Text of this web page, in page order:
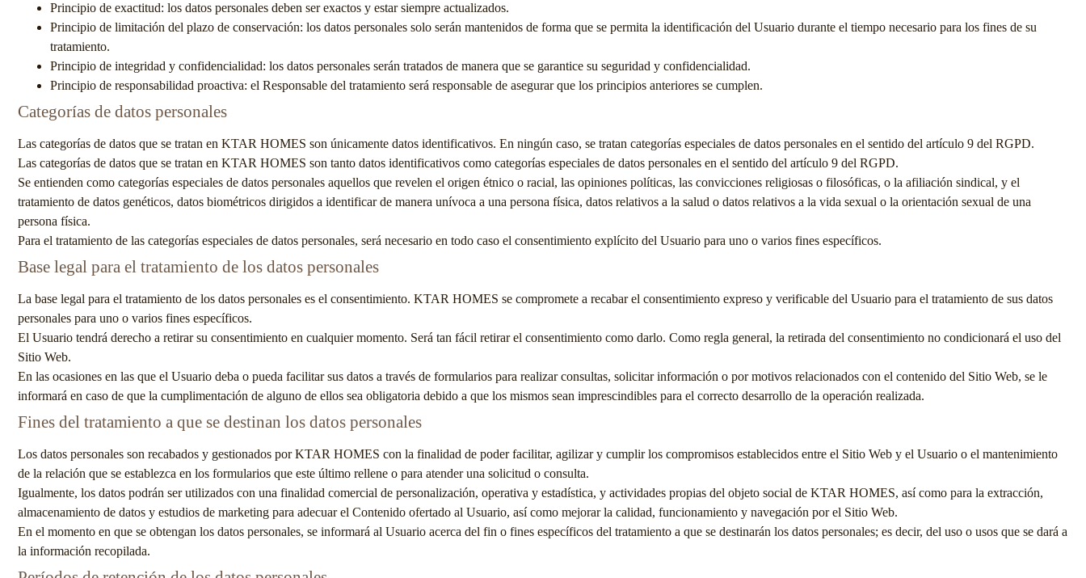
Principio de exactitud: los datos personales deben ser exactos y estar siempre actualizados.
Principio de limitación del plazo de conservación: los datos personales solo serán mantenidos de forma que se permita la identificación del Usuario durante el tiempo necesario para los fines de su
tratamiento.
Principio de integridad y confidencialidad: los datos personales serán tratados de manera que se garantice su seguridad y confidencialidad.
Principio de responsabilidad proactiva: el Responsable del tratamiento será responsable de asegurar que los principios anteriores se cumplen.
Categorías de datos personales
Las categorías de datos que se tratan en KTAR HOMES son únicamente datos identificativos. En ningún caso, se tratan categorías especiales de datos personales en el sentido del artículo 9 del RGPD.
Las categorías de datos que se tratan en KTAR HOMES son tanto datos identificativos como categorías especiales de datos personales en el sentido del artículo 9 del RGPD.
Se entienden como categorías especiales de datos personales aquellos que revelen el origen étnico o racial, las opiniones políticas, las convicciones religiosas o filosóficas, o la afiliación sindical, y el
tratamiento de datos genéticos, datos biométricos dirigidos a identificar de manera unívoca a una persona física, datos relativos a la salud o datos relativos a la vida sexual o la orientación sexual de una
persona física.
Para el tratamiento de las categorías especiales de datos personales, será necesario en todo caso el consentimiento explícito del Usuario para uno o varios fines específicos.
Base legal para el tratamiento de los datos personales
La base legal para el tratamiento de los datos personales es el consentimiento. KTAR HOMES se compromete a recabar el consentimiento expreso y verificable del Usuario para el tratamiento de sus datos
personales para uno o varios fines específicos.
El Usuario tendrá derecho a retirar su consentimiento en cualquier momento. Será tan fácil retirar el consentimiento como darlo. Como regla general, la retirada del consentimiento no condicionará el uso del
Sitio Web.
En las ocasiones en las que el Usuario deba o pueda facilitar sus datos a través de formularios para realizar consultas, solicitar información o por motivos relacionados con el contenido del Sitio Web, se le
informará en caso de que la cumplimentación de alguno de ellos sea obligatoria debido a que los mismos sean imprescindibles para el correcto desarrollo de la operación realizada.
Fines del tratamiento a que se destinan los datos personales
Los datos personales son recabados y gestionados porKTAR HOMES con la finalidad de poder facilitar, agilizar y cumplir los compromisos establecidos entre el Sitio Web y el Usuario o el mantenimiento
de la relación que se establezca en los formularios que este último rellene o para atender una solicitud o consulta.
Igualmente, los datos podrán ser utilizados con una finalidad comercial de personalización, operativa y estadística, y actividades propias del objeto social de KTAR HOMES, así como para la extracción,
almacenamiento de datos y estudios de marketing para adecuar el Contenido ofertado al Usuario, así como mejorar la calidad, funcionamiento y navegación por el Sitio Web.
En el momento en que se obtengan los datos personales, se informará al Usuario acerca del fin o fines específicos del tratamiento a que se destinarán los datos personales; es decir, del uso o usos que se dará a
la información recopilada.